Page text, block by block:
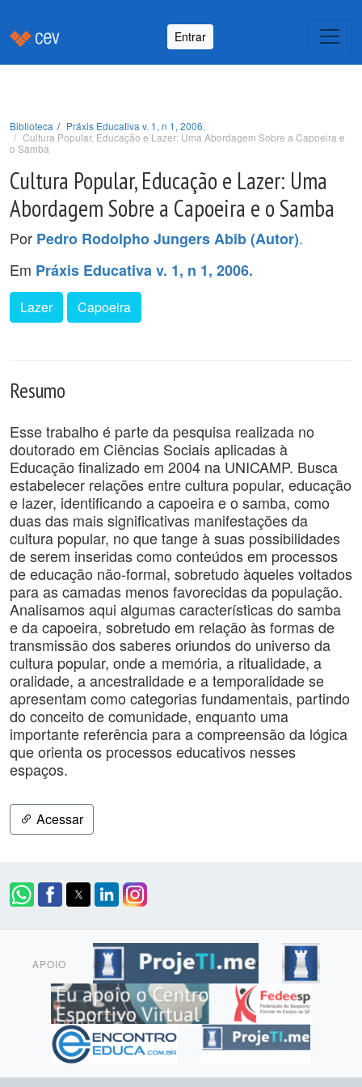
Entrar
Biblioteca
Práxis Educativa v. 1, n 1, 2006.
Cultura Popular, Educação e Lazer: Uma Abordagem Sobre a Capoeira e
o Samba
Cultura Popular, Educação e Lazer: Uma
Abordagem Sobre a Capoeira e o Samba
Por Pedro Rodolpho Jungers Abib (Autor).
Em Práxis Educativa v. 1, n 1, 2006.
Lazer Capoeira
Resumo
Esse trabalho é parte da pesquisa realizada no
doutorado em Ciências Sociais aplicadas à
Educação finalizado em 2004 na UNICAMP. Busca
estabelecer relações entre cultura popular, educação
e lazer, identificando a capoeira e o samba, como
duas das mais significativas manifestações da
cultura popular, no que tange à suas possibilidades
de serem inseridas como conteúdos em processos
de educação não-formal, sobretudo àqueles voltados
para as camadas menos favorecidas da população.
Analisamos aqui algumas características do samba
e da capoeira, sobretudo em relação às formas de
transmissão dos saberes oriundos do universo da
cultura popular, onde a memória, a ritualidade, a
oralidade, a ancestralidade e a temporalidade se
apresentam como categorias fundamentais, partindo
do conceito de comunidade, enquanto uma
importante referência para a compreensão da lógica
que orienta os processos educativos nesses
espaços.
Acessar
APOIO